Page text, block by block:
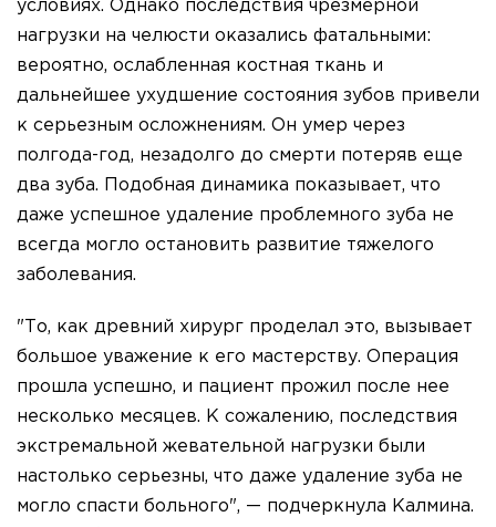
условиях. Однако последствия чрезмерной
нагрузки на челюсти оказались фатальными:
вероятно, ослабленная костная ткань и
дальнейшее ухудшение состояния зубов привели
к серьезным осложнениям. Он умер через
полгода-год, незадолго до смерти потеряв еще
два зуба. Подобная динамика показывает, что
даже успешное удаление проблемного зуба не
всегда могло остановить развитие тяжелого
заболевания.
"То, как древний хирург проделал это, вызывает
большое уважение к его мастерству. Операция
прошла успешно, и пациент прожил после нее
несколько месяцев. К сожалению, последствия
экстремальной жевательной нагрузки были
настолько серьезны, что даже удаление зуба не
могло спасти больного", — подчеркнула Калмина.